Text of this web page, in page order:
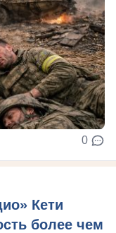
0
Кети
более чем